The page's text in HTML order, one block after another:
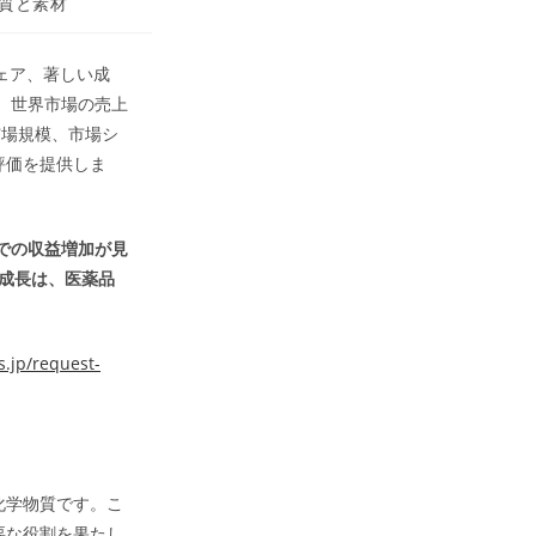
ア、著しい成
世界市場の売上
規模、市場シ
を提供しま
の収益増加が見
長は、医薬品
request-
物質です。こ